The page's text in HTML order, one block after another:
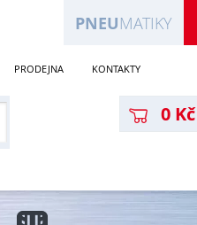
PNEUMATIKY
PRODEJNA KONTAKTY
0 Kč